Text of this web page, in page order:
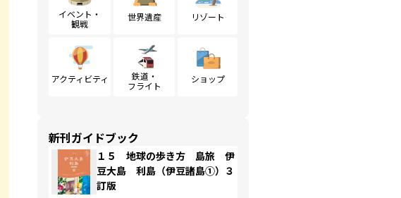
イベント・
観戦
世界遺産 リゾート
アクティビティ
鉄道・
フライト
ショップ
新刊ガイドブック
１５ 地球の歩き方 島旅 伊
豆大島 利島（伊豆諸島①）３
訂版